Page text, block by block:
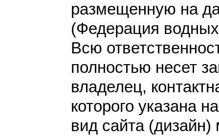
размещенную на
(Федерация
Всю
полностью несет
владелец,
которого указана
вид сайта (дизайн)